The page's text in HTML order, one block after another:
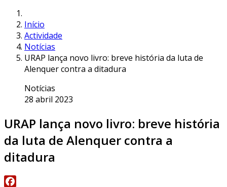
Início
Actividade
Notícias
URAP lança novo livro: breve história da luta de
Alenquer contra a ditadura
Notícias
28 abril 2023
URAP lança novo livro: breve história
da luta de Alenquer contra a
ditadura